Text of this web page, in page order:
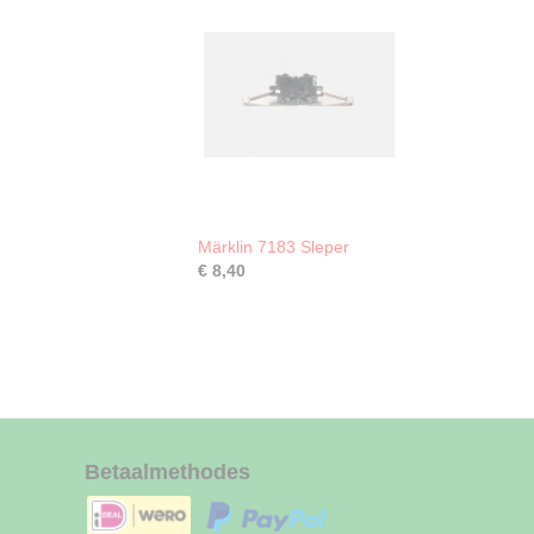
Märklin 7183 Sleper
€ 8,40
Betaalmethodes